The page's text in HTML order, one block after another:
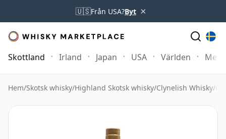
🇺🇸Från USA?Byt ×
Skottland Irland Japan USA Världen Mer
Hem/Skotsk whisky/Highland Skotsk whisky/Clynelish Whisky/